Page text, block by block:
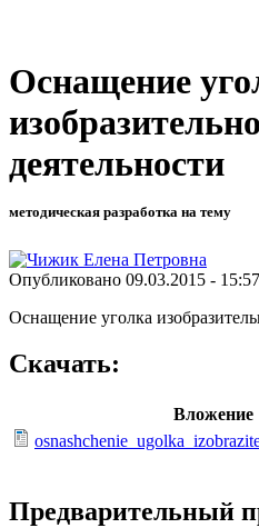
Оснащение
деятельности
методическая разработка на тему
Опубликовано 09.03.2015 -
Оснащение уголка
Скачать:
Вложение
Предварительный